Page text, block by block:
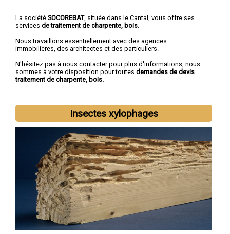
La société SOCOREBAT, située dans le Cantal, vous offre ses
services de traitement de charpente, bois
Nous travaillons essentiellement avec des agences
immobilières, des architectes et des particuliers.
N'hésitez pas à nous contacter pour plus d'informations, nous
sommes à votre disposition pour toutes demandes de devis
traitement de charpente, bois.
Insectes xylophages